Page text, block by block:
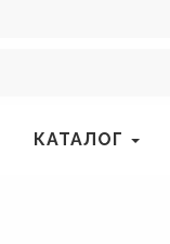
КАТАЛОГ